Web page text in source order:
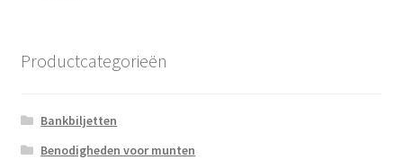
Productcategorieën
Bankbiljetten
Benodigheden voor munten